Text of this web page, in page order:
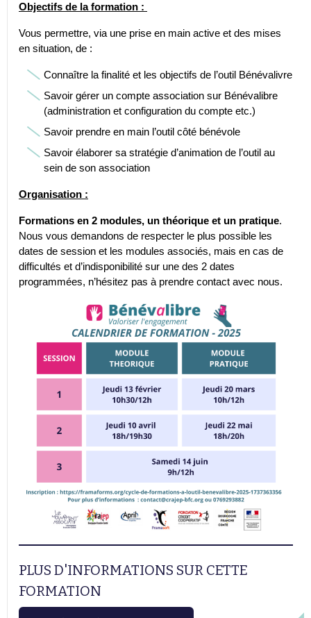
Objectifs de la formation :
Vous permettre, via une prise en main active et des mises
en situation, de :
Connaître la finalité et les objectifs de l’outil Bénévalivre
Savoir gérer un compte association sur Bénévalibre
(administration et configuration du compte etc.)
Savoir prendre en main l’outil côté bénévole
Savoir élaborer sa stratégie d’animation de l’outil au
sein de son association
Organisation :
Formations en 2 modules, un théorique et un pratique.
Nous vous demandons de respecter le plus possible les
dates de session et les modules associés, mais en cas de
difficultés et d’indisponibilité sur une des 2 dates
programmées, n’hésitez pas à prendre contact avec nous.
PLUS D'INFORMATIONS SUR CETTE
FORMATION